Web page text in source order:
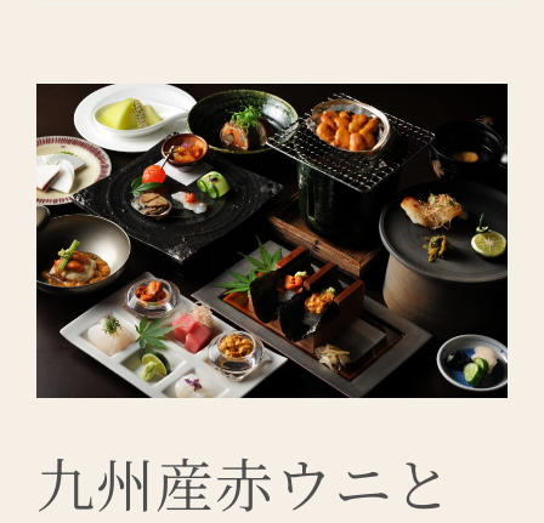
九州産赤ウニと